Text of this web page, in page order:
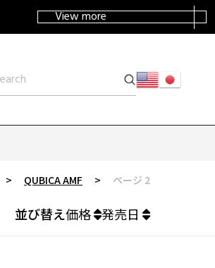
View more
> QUBICA AMF > ページ 2
並び替え価格 発売日